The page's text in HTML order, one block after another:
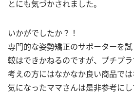
とにも気づかされました。
いかがでしたか？！
専門的な姿勢矯正のサポーターを
較はできかねるのですが、プチプ
考えの方にはなかなか良い商品では
気になったママさんは是非参考に